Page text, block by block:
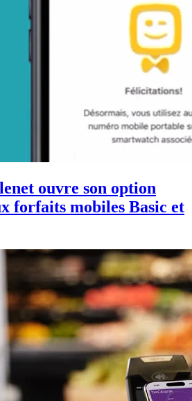
ouvre son option
forfaits mobiles Basic et